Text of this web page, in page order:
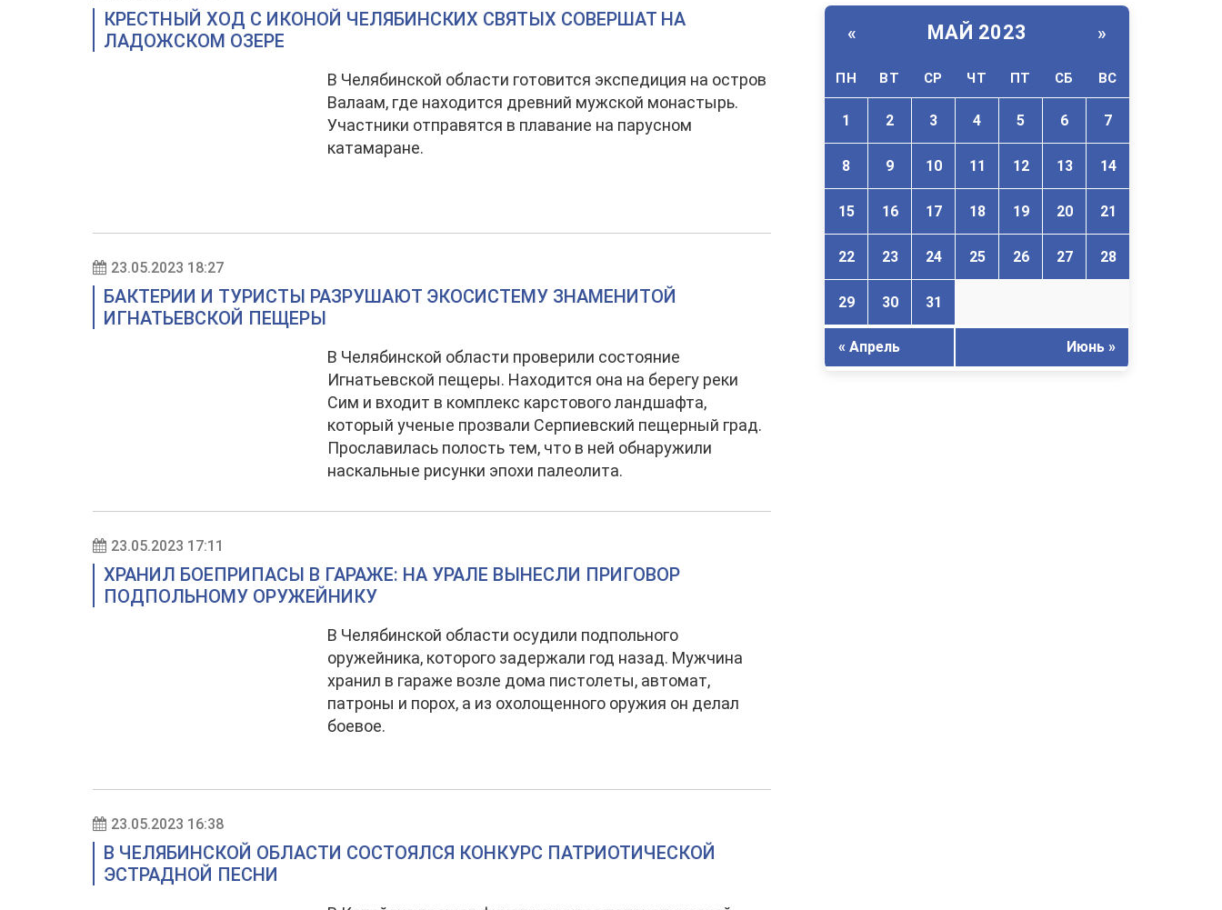
КРЕСТНЫЙ ХОД С ИКОНОЙ ЧЕЛЯБИНСКИХ СВЯТЫХ СОВЕРШАТ НА
ЛАДОЖСКОМ ОЗЕРЕ
В Челябинской области готовится экспедиция на остров
Валаам, где находится древний мужской монастырь.
Участники отправятся в плавание на парусном
катамаране.
23.05.2023 18:27
БАКТЕРИИ И ТУРИСТЫ РАЗРУШАЮТ ЭКОСИСТЕМУ ЗНАМЕНИТОЙ
ИГНАТЬЕВСКОЙ ПЕЩЕРЫ
В Челябинской области проверили состояние
Игнатьевской пещеры. Находится она на берегу реки
Сим и входит в комплекс карстового ландшафта,
который ученые прозвали Серпиевский пещерный град.
Прославилась полость тем, что в ней обнаружили
наскальные рисунки эпохи палеолита.
23.05.2023 17:11
ХРАНИЛ БОЕПРИПАСЫ В ГАРАЖЕ: НА УРАЛЕ ВЫНЕСЛИ ПРИГОВОР
ПОДПОЛЬНОМУ ОРУЖЕЙНИКУ
В Челябинской области осудили подпольного
оружейника, которого задержали год назад. Мужчина
хранил в гараже возле дома пистолеты, автомат,
патроны и порох, а из охолощенного оружия он делал
боевое.
23.05.2023 16:38
В ЧЕЛЯБИНСКОЙ ОБЛАСТИ СОСТОЯЛСЯ КОНКУРС ПАТРИОТИЧЕСКОЙ
ЭСТРАДНОЙ ПЕСНИ
« МАЙ 2023 »
ПН ВТ СР ЧТ ПТ СБ ВС
1 2 3 4 5 6 7
8 9 10 11 12 13 14
15 16 17 18 19 20 21
22 23 24 25 26 27 28
29 30 31
« Апрель Июнь »